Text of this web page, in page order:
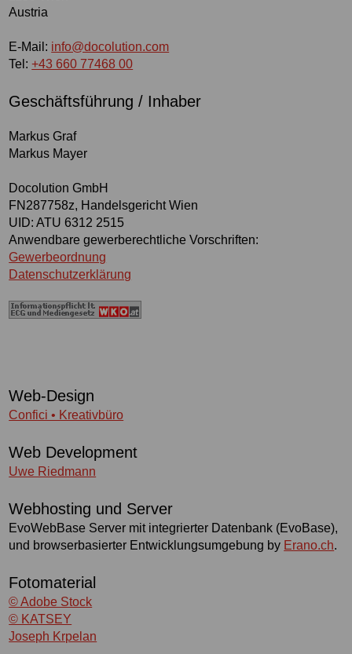
Austria
E-Mail: info@docolution.com
Tel:+43 660 77468 00
Geschäftsführung / Inhaber
Markus Graf
Markus Mayer
Docolution GmbH
FN287758z, Handelsgericht Wien
UID: ATU 6312 2515
Anwendbare gewerberechtliche Vorschriften:
Gewerbeordnung
Datenschutzerklärung
Web-Design
Confici • Kreativbüro
Web Development
Uwe Riedmann
Webhosting und Server
EvoWebBase Server mit integrierter Datenbank (EvoBase),
und browserbasierter Entwicklungsumgebung by Erano.ch.
Fotomaterial
© Adobe Stock
© KATSEY
Joseph Krpelan